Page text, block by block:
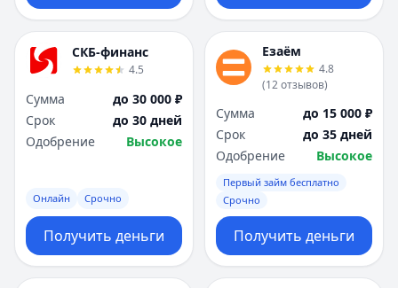
СКБ-финанс
4.5
Сумма
до 30 000 ₽
Срок
до 30 дней
Одобрение
Высокое
Онлайн Срочно
Получить деньги
Езаём
4.8
(12отзывов)
Сумма
до 15 000 ₽
Срок
до 35 дней
Одобрение
Высокое
Первый займ бесплатно
Срочно
Получить деньги